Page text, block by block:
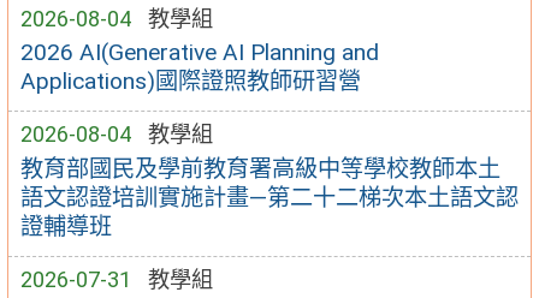
2026-08-04 教學組
2026 AI(Generative AI Planning and
Applications)國際證照教師研習營
2026-08-04 教學組
教育部國民及學前教育署高級中等學校教師本土
語文認證培訓實施計畫—第二十二梯次本土語文認
證輔導班
2026-07-31 教學組